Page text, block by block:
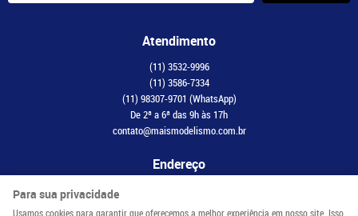
Atendimento
(11) 3532-9996
(11) 3586-7334
(11) 98307-9701 (WhatsApp)
De 2ª a 6ª das 9h às 17h
contato@maismodelismo.com.br
Endereço
Avenida Adolfo Pinheiro, 2056, CJ 34
Para sua privacidade
Usamos cookies para garantir que oferecemos a melhor experiência em nosso site. Isso